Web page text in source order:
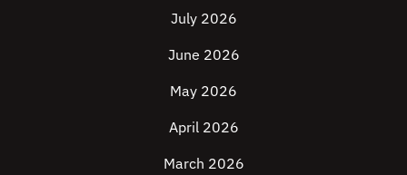
July 2026
June 2026
May 2026
April 2026
March 2026